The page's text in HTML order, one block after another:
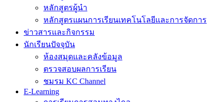
หลักสูตรผู้นำ
หลักสูตรแผนการเรียนเทคโนโลยีและการจัดการ
ข่าวสารและกิจกรรม
นักเรียนปัจจุบัน
ห้องสมุดและคลังข้อมูล
ตรวจสอบผลการเรียน
ชมรม KC Channel
E-Learning